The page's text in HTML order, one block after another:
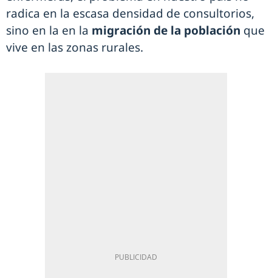
radica en la escasa densidad de consultorios,
sino en la en la migración de la población que
vive en las zonas rurales.